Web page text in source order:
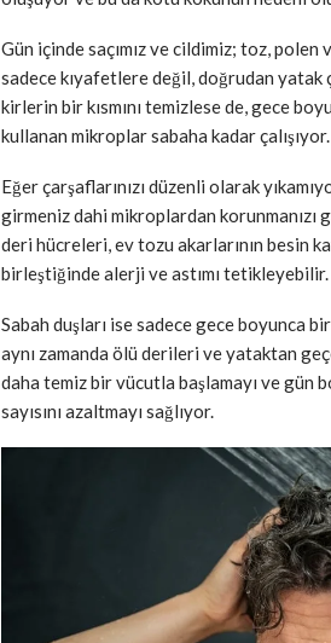
Gün içinde saçımız ve cildimiz; toz,
sadece kıyafetlere değil, doğrudan yatak
kirlerin bir kısmını temizlese de, gece
kullanan mikroplar sabaha kadar çalışıyor.
Eğer çarşaflarınızı düzenli olarak
girmeniz dahi mikroplardan korunmanızı
deri hücreleri, ev tozu akarlarının besin
birleştiğinde alerji ve astımı tetikleyebilir.
Sabah duşları ise sadece gece boyunca
aynı zamanda ölü derileri ve yataktan
daha temiz bir vücutla başlamayı ve gün
sayısını azaltmayı sağlıyor.